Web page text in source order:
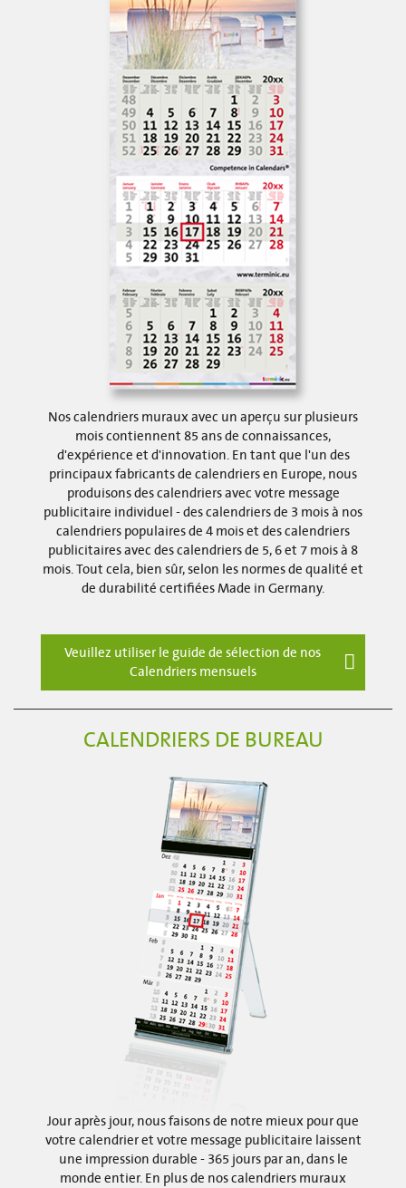
Nos calendriers muraux avec un aperçu sur plusieurs
mois contiennent 85 ans de connaissances,
d'expérience et d'innovation. En tant que l'un des
principaux fabricants de calendriers en Europe, nous
produisons des calendriers avec votre message
publicitaire individuel - des calendriers de 3 mois à nos
calendriers populaires de 4 mois et des calendriers
publicitaires avec des calendriers de 5, 6 et 7 mois à 8
mois. Tout cela, bien sûr, selon les normes de qualité et
de durabilité certifiées Made in Germany.
Veuillez utiliser le guide de sélection de nos
Calendriers mensuels
CALENDRIERS DE BUREAU
Jour après jour, nous faisons de notre mieux pour que
votre calendrier et votre message publicitaire laissent
une impression durable - 365 jours par an, dans le
monde entier. En plus de nos calendriers muraux